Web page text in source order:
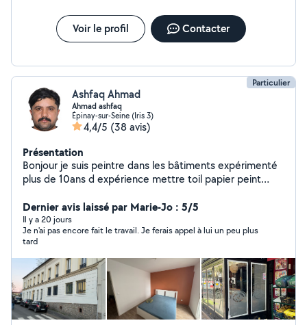
Voir le profil Contacter
Particulier
Ashfaq Ahmad
Ahmad ashfaq
Épinay-sur-Seine (Iris 3)
4,4/5 (38 avis)
Présentation
Bonjour je suis peintre dans les bâtiments expérimenté
plus de 10ans d expérience mettre toil papier peint
regretterais pasb
Dernier avis laissé par Marie-Jo : 5/5
Il y a 20 jours
Je n'ai pas encore fait le travail. Je ferais appel à lui un peu plus
tard